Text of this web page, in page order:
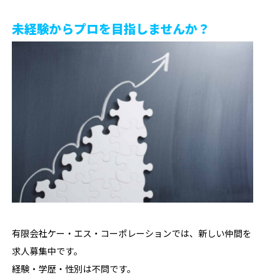
未経験からプロを目指しませんか？
有限会社ケー・エス・コーポレーションでは、新しい仲間を
求人募集中です。
経験・学歴・性別は不問です。